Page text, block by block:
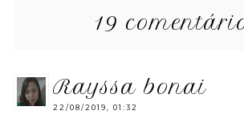
19
rayssa bonai
22/08/2019, 01:32